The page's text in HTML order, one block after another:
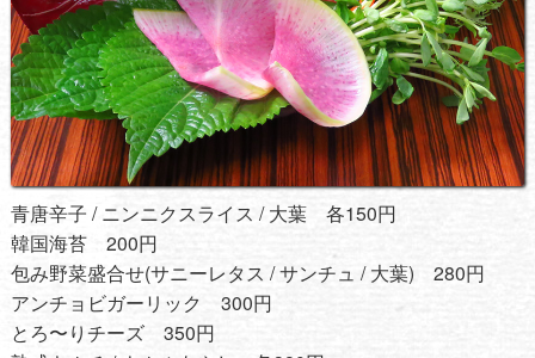
青唐辛子 / ニンニクスライス / 大葉 各150円
韓国海苔 200円
包み野菜盛合せ(サニーレタス / サンチュ / 大葉) 280円
アンチョビガーリック 300円
とろ〜りチーズ 350円